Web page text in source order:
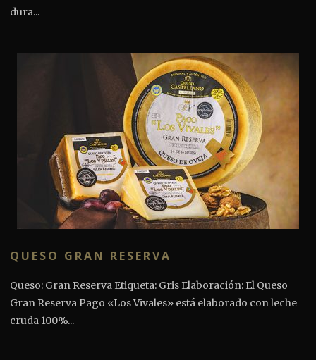
dura...
QUESO GRAN RESERVA
Queso: Gran Reserva Etiqueta: Gris Elaboración: El Queso
Gran Reserva Pago «Los Vivales» está elaborado con leche
cruda 100%...